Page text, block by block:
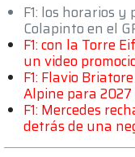
F1: los horarios
Colapinto en el
F1: con la Torre
un video
F1: Flavio
Alpine para
F1: Mercedes
detrás de una